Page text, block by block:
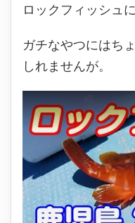
ロックフィッシュ
ガチなやつにはち
しれませんが。